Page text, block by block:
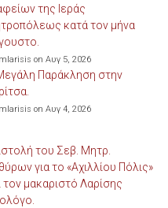
της Ιεράς
κατά τον μήνα
on Αυγ 5, 2026
Παράκληση στην
on Αυγ 4, 2026
του Σεβ. Μητρ.
για το «Αχιλλίου Πόλις»
τον μακαριστό Λαρίσης